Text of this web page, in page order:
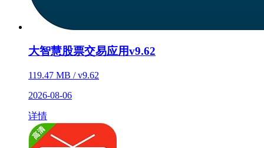
大智慧股票交易应用v9.62
119.47 MB / v9.62
2026-08-06
详情